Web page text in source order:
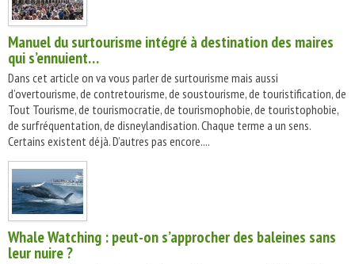
Manuel du surtourisme intégré à destination des maires
qui s’ennuient…
Dans cet article on va vous parler de surtourisme mais aussi
d’overtourisme, de contretourisme, de soustourisme, de touristification, de
Tout Tourisme, de tourismocratie, de tourismophobie, de touristophobie,
de surfréquentation, de disneylandisation. Chaque terme a un sens.
Certains existent déjà. D’autres pas encore....
Whale Watching : peut-on s’approcher des baleines sans
leur nuire ?